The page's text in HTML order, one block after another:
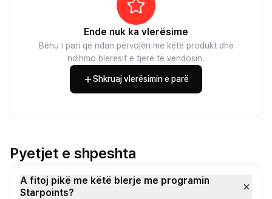
Ende nuk ka vlerësime
Bëhu i pari që ndan përvojën me këtë produkt dhe
ndihmo blerësit e tjerë të vendosin.
Shkruaj vlerësimin e parë
Pyetjet e shpeshta
A fitoj pikë me këtë blerje me programin
Starpoints?